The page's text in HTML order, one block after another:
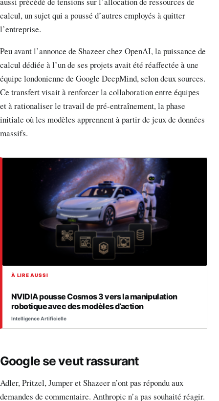
calcul, un sujet qui a poussé d’autres employés à quitter
l’entreprise.
Peu avant l’annonce de Shazeer chez OpenAI, la puissance de
calcul dédiée à l’un de ses projets avait été réaffectée à une
équipe londonienne de Google DeepMind, selon deux sources.
Ce transfert visait à renforcer la collaboration entre équipes
et à rationaliser le travail de pré-entraînement, la phase
initiale où les modèles apprennent à partir de jeux de données
massifs.
À LIRE AUSSI
NVIDIA pousse Cosmos 3 vers la manipulation
robotique avec des modèles d’action
Intelligence Artificielle
Google se veut rassurant
Adler, Pritzel, Jumper et Shazeer n’ont pas répondu aux
demandes de commentaire. Anthropic n’a pas souhaité réagir.